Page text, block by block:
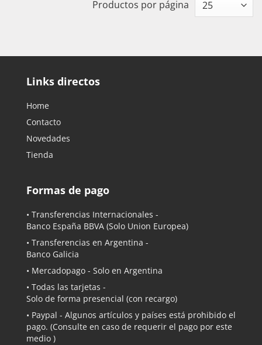
Productos por página
Links directos
Home
Contacto
Novedades
Tienda
Formas de pago
• Transferencias Internacionales -
Banco España BBVA (Solo Union Europea)
• Transferencias en Argentina -
Banco Galicia
• Mercadopago - Solo en Argentina
• Todas las tarjetas -
Solo de forma presencial (con recargo)
• Paypal - Algunos artículos y países está prohibido el
pago. (Consulte en caso de requerir el pago por este
medio )